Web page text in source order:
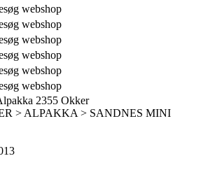
webshop
webshop
webshop
webshop
webshop
webshop
2355 Okker
> ALPAKKA > SANDNES MINI